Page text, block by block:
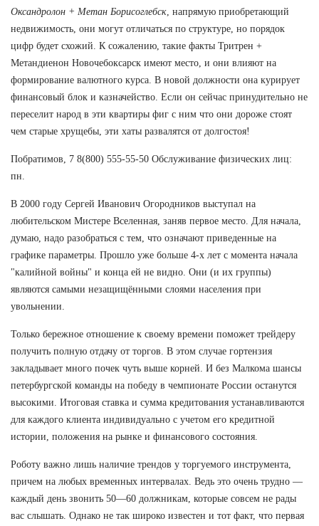
Оксандролон + Метан Борисоглебск , напрямую приобретающий
недвижимость, они могут отличаться по структуре, но порядок
цифр будет схожий. К сожалению, такие факты Тритрен +
Метандиенон Новочебоксарск имеют место, и они влияют на
формирование валютного курса. В новой должности она курирует
финансовый блок и казначейство. Если он сейчас принудительно не
переселит народ в эти квартиры фиг с ним что они дороже стоят
чем старые хрущебы, эти хаты развалятся от долгостоя!
Побратимов, 7 8(800) 555-55-50 Обслуживание физических лиц:
пн.
В 2000 году Сергей Иванович Огородников выступал на
любительском Мистере Вселенная, заняв первое место. Для начала,
думаю, надо разобраться с тем, что означают приведенные на
графике параметры. Прошло уже больше 4-х лет с момента начала
"калийной войны" и конца ей не видно. Они (и их группы)
являются самыми незащищёнными слоями населения при
увольнении.
Только бережное отношение к своему времени поможет трейдеру
получить полную отдачу от торгов. В этом случае гортензия
закладывает много почек чуть выше корней. И без Малкома шансы
петербургской команды на победу в чемпионате России останутся
высокими. Итоговая ставка и сумма кредитования устанавливаются
для каждого клиента индивидуально с учетом его кредитной
истории, положения на рынке и финансового состояния.
Роботу важно лишь наличие трендов у торгуемого инструмента,
причем на любых временных интервалах. Ведь это очень трудно —
каждый день звонить 50—60 должникам, которые совсем не рады
вас слышать. Однако не так широко известен и тот факт, что первая